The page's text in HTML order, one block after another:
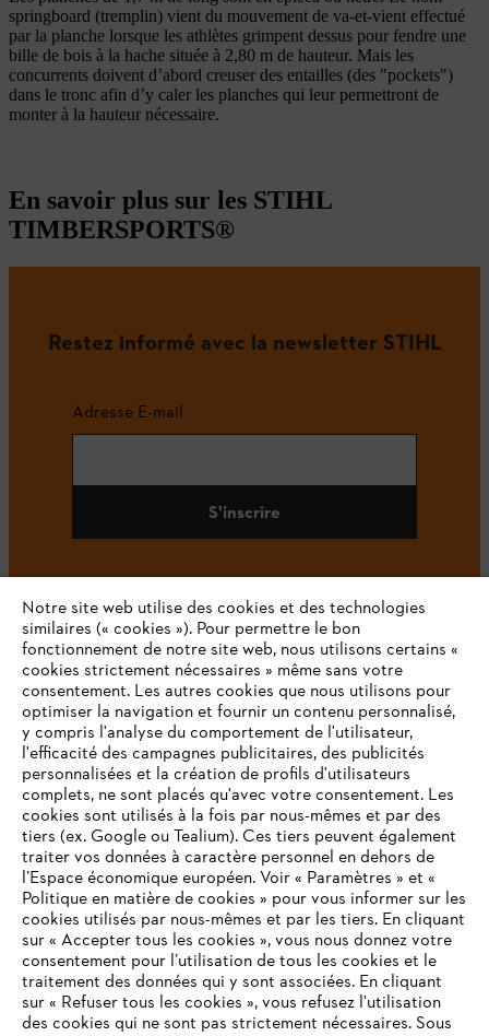
springboard (tremplin) vient du mouvement de va-et-vient effectué
par la planche lorsque les athlètes grimpent dessus pour fendre une
bille de bois à la hache située à 2,80 m de hauteur. Mais les
concurrents doivent d’abord creuser des entailles (des "pockets")
dans le tronc afin d’y caler les planches qui leur permettront de
monter à la hauteur nécessaire.
En savoir plus sur les STIHL
TIMBERSPORTS®
Restez informé avec la newsletter STIHL
Adresse E-mail
S'inscrire
#STIHL
L'Entreprise
STIHL FAQ
Contact
VOTRE NAVIGATEUR INTERNET
N'EST PLUS PRIS EN CHARGE
Notre site web utilise des cookies et des technologies
similaires (« cookies »). Pour permettre le bon
fonctionnement de notre site web, nous utilisons certains «
cookies strictement nécessaires » même sans votre
consentement. Les autres cookies que nous utilisons pour
optimiser la navigation et fournir un contenu personnalisé,
y compris l'analyse du comportement de l'utilisateur,
l'efficacité des campagnes publicitaires, des publicités
personnalisées et la création de profils d'utilisateurs
complets, ne sont placés qu'avec votre consentement. Les
cookies sont utilisés à la fois par nous-mêmes et par des
tiers (ex. Google ou Tealium). Ces tiers peuvent également
traiter vos données à caractère personnel en dehors de
l’Espace économique européen. Voir « Paramètres » et «
Politique en matière de cookies » pour vous informer sur les
cookies utilisés par nous-mêmes et par les tiers. En cliquant
sur « Accepter tous les cookies », vous nous donnez votre
consentement pour l’utilisation de tous les cookies et le
traitement des données qui y sont associées. En cliquant
sur « Refuser tous les cookies », vous refusez l'utilisation
des cookies qui ne sont pas strictement nécessaires. Sous